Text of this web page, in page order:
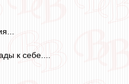
к себе....